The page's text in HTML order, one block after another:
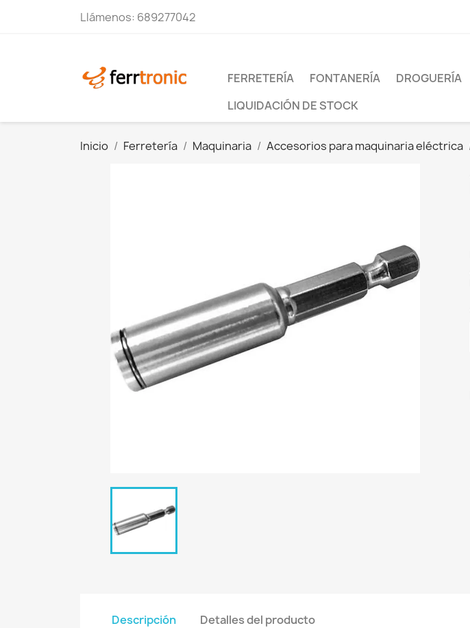
Llámenos: 689277042
FERRETERÍA FONTANERÍA DROGUERÍA
LIQUIDACIÓN DE STOCK
Inicio Ferretería Maquinaria Accesorios para maquinaria eléctrica
Descripción Detalles del producto